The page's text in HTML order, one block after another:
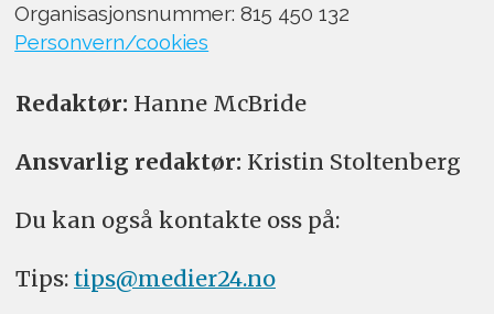
Organisasjonsnummer: 815 450 132
Personvern/cookies
Redaktør: Hanne McBride
Ansvarlig redaktør: Kristin Stoltenberg
Du kan også kontakte oss på:
Tips: tips@medier24.no